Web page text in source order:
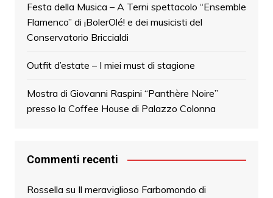
Festa della Musica – A Terni spettacolo “Ensemble
Flamenco” di ¡BolerOlé! e dei musicisti del
Conservatorio Briccialdi
Outfit d’estate – I miei must di stagione
Mostra di Giovanni Raspini “Panthère Noire”
presso la Coffee House di Palazzo Colonna
Commenti recenti
Rossella su Il meraviglioso Farbomondo di